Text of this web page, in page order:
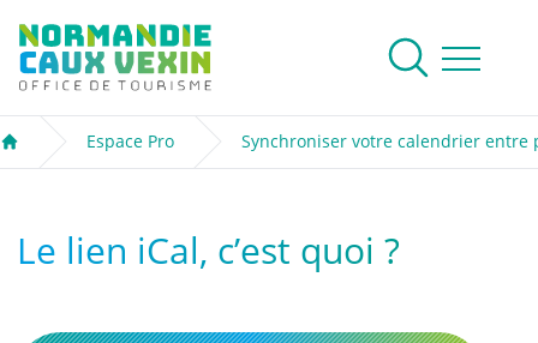
Normandie Caux Vexin
Ouvrir le
Rechercher
Accueil
Espace Pro Synchroniser votre calendrier entre
Le lien iCal, c’est quoi ?